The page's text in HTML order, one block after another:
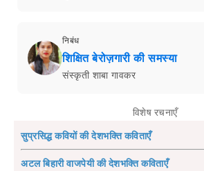
निबंध
शिक्षित बेरोज़गारी की समस्या
संस्कृती शाबा गावकर
विशेष रचनाएँ
सुप्रसिद्ध कवियों की देशभक्ति कविताएँ
अटल बिहारी वाजपेयी की देशभक्ति कविताएँ